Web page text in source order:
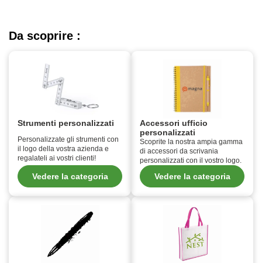
Da scoprire :
Strumenti personalizzati
Personalizzate gli strumenti con
il logo della vostra azienda e
regalateli ai vostri clienti!
Vedere la categoria
Accessori ufficio
personalizzati
Scoprite la nostra ampia gamma
di accessori da scrivania
personalizzati con il vostro logo.
Vedere la categoria